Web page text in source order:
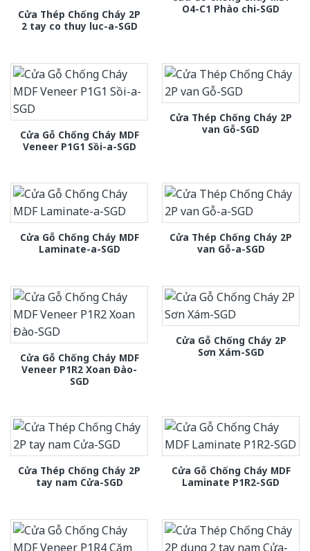
Cửa Thép Chống Cháy 2P
2 tay co thuy luc-a-SGD
O4-C1 Phào chi-SGD
Cửa Gỗ Chống Cháy MDF
Veneer P1G1 Sồi-a-SGD
Cửa Thép Chống Cháy 2P
van Gỗ-SGD
Cửa Gỗ Chống Cháy MDF
Laminate-a-SGD
Cửa Thép Chống Cháy 2P
van Gỗ-a-SGD
Cửa Gỗ Chống Cháy MDF
Veneer P1R2 Xoan Đào-
SGD
Cửa Gỗ Chống Cháy 2P
Sơn Xám-SGD
Cửa Thép Chống Cháy 2P
tay nam Cửa-SGD
Cửa Gỗ Chống Cháy MDF
Laminate P1R2-SGD